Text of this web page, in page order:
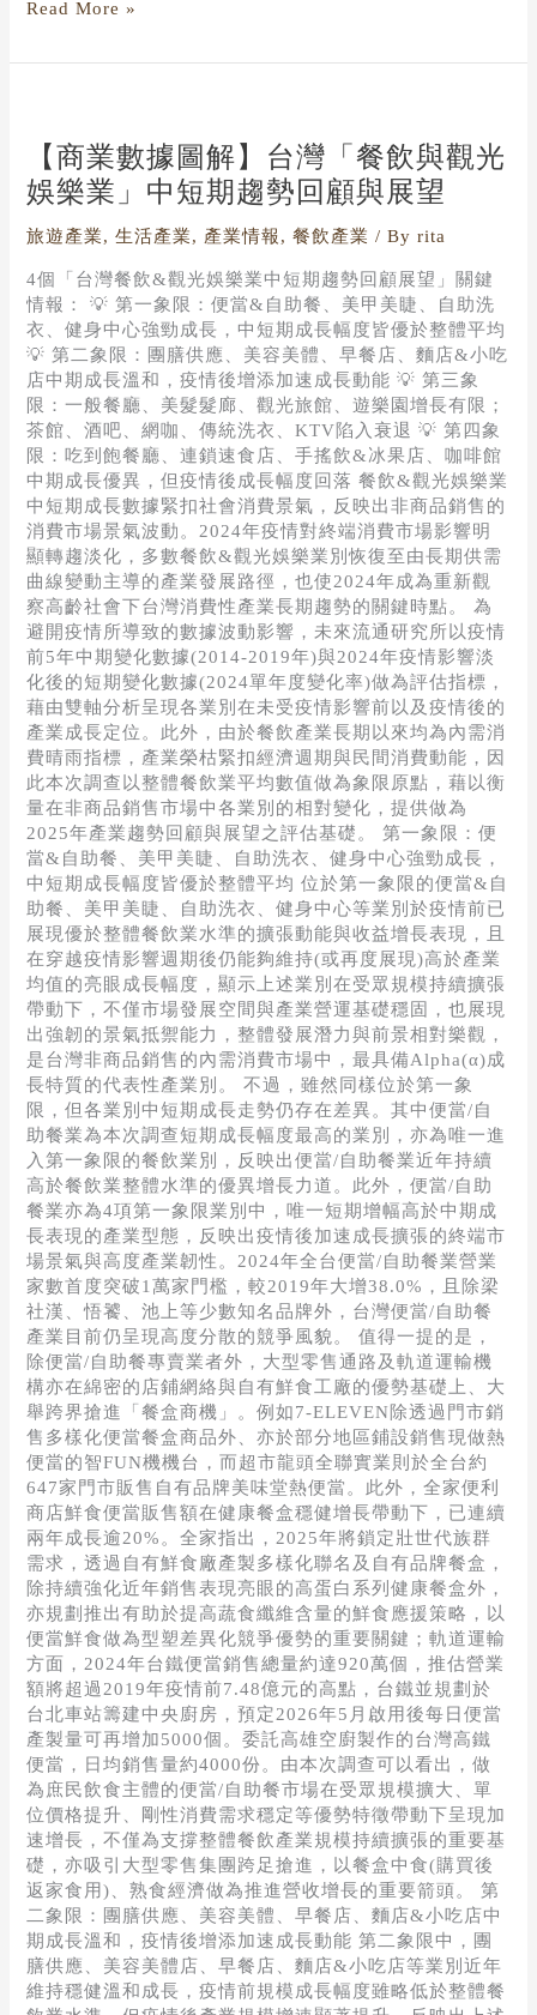
Read More »
【商業數據圖解】台灣「餐飲與觀光
娛樂業」中短期趨勢回顧與展望
旅遊產業,生活產業, 產業情報,餐飲產業 / Byrita
4個「台灣餐飲&觀光娛樂業中短期趨勢回顧展望」關鍵
情報： 💡 第一象限：便當&自助餐、美甲美睫、自助洗
衣、健身中心強勁成長，中短期成長幅度皆優於整體平均
💡 第二象限：團膳供應、美容美體、早餐店、麵店&小吃
店中期成長溫和，疫情後增添加速成長動能 💡 第三象
限：一般餐廳、美髮髮廊、觀光旅館、遊樂園增長有限；
茶館、酒吧、網咖、傳統洗衣、KTV陷入衰退 💡 第四象
限：吃到飽餐廳、連鎖速食店、手搖飲&冰果店、咖啡館
中期成長優異，但疫情後成長幅度回落 餐飲&觀光娛樂業
中短期成長數據緊扣社會消費景氣，反映出非商品銷售的
消費市場景氣波動。2024年疫情對終端消費市場影響明
顯轉趨淡化，多數餐飲&觀光娛樂業別恢復至由長期供需
曲線變動主導的產業發展路徑，也使2024年成為重新觀
察高齡社會下台灣消費性產業長期趨勢的關鍵時點。 為
避開疫情所導致的數據波動影響，未來流通研究所以疫情
前5年中期變化數據(2014-2019年)與2024年疫情影響淡
化後的短期變化數據(2024單年度變化率)做為評估指標，
藉由雙軸分析呈現各業別在未受疫情影響前以及疫情後的
產業成長定位。此外，由於餐飲產業長期以來均為內需消
費晴雨指標，產業榮枯緊扣經濟週期與民間消費動能，因
此本次調查以整體餐飲業平均數值做為象限原點，藉以衡
量在非商品銷售市場中各業別的相對變化，提供做為
2025年產業趨勢回顧與展望之評估基礎。 第一象限：便
當&自助餐、美甲美睫、自助洗衣、健身中心強勁成長，
中短期成長幅度皆優於整體平均 位於第一象限的便當&自
助餐、美甲美睫、自助洗衣、健身中心等業別於疫情前已
展現優於整體餐飲業水準的擴張動能與收益增長表現，且
在穿越疫情影響週期後仍能夠維持(或再度展現)高於產業
均值的亮眼成長幅度，顯示上述業別在受眾規模持續擴張
帶動下，不僅市場發展空間與產業營運基礎穩固，也展現
出強韌的景氣抵禦能力，整體發展潛力與前景相對樂觀，
是台灣非商品銷售的內需消費市場中，最具備Alpha(α)成
長特質的代表性產業別。 不過，雖然同樣位於第一象
限，但各業別中短期成長走勢仍存在差異。其中便當/自
助餐業為本次調查短期成長幅度最高的業別，亦為唯一進
入第一象限的餐飲業別，反映出便當/自助餐業近年持續
高於餐飲業整體水準的優異增長力道。此外，便當/自助
餐業亦為4項第一象限業別中，唯一短期增幅高於中期成
長表現的產業型態，反映出疫情後加速成長擴張的終端市
場景氣與高度產業韌性。2024年全台便當/自助餐業營業
家數首度突破1萬家門檻，較2019年大增38.0%，且除梁
社漢、悟饕、池上等少數知名品牌外，台灣便當/自助餐
產業目前仍呈現高度分散的競爭風貌。 值得一提的是，
除便當/自助餐專賣業者外，大型零售通路及軌道運輸機
構亦在綿密的店鋪網絡與自有鮮食工廠的優勢基礎上、大
舉跨界搶進「餐盒商機」。例如7-ELEVEN除透過門市銷
售多樣化便當餐盒商品外、亦於部分地區鋪設銷售現做熱
便當的智FUN機機台，而超市龍頭全聯實業則於全台約
647家門市販售自有品牌美味堂熱便當。此外，全家便利
商店鮮食便當販售額在健康餐盒穩健增長帶動下，已連續
兩年成長逾20%。全家指出，2025年將鎖定壯世代族群
需求，透過自有鮮食廠產製多樣化聯名及自有品牌餐盒，
除持續強化近年銷售表現亮眼的高蛋白系列健康餐盒外，
亦規劃推出有助於提高蔬食纖維含量的鮮食應援策略，以
便當鮮食做為型塑差異化競爭優勢的重要關鍵；軌道運輸
方面，2024年台鐵便當銷售總量約達920萬個，推估營業
額將超過2019年疫情前7.48億元的高點，台鐵並規劃於
台北車站籌建中央廚房，預定2026年5月啟用後每日便當
產製量可再增加5000個。委託高雄空廚製作的台灣高鐵
便當，日均銷售量約4000份。由本次調查可以看出，做
為庶民飲食主體的便當/自助餐市場在受眾規模擴大、單
位價格提升、剛性消費需求穩定等優勢特徵帶動下呈現加
速增長，不僅為支撐整體餐飲產業規模持續擴張的重要基
礎，亦吸引大型零售集團跨足搶進，以餐盒中食(購買後
返家食用)、熟食經濟做為推進營收增長的重要箭頭。 第
二象限：團膳供應、美容美體、早餐店、麵店&小吃店中
期成長溫和，疫情後增添加速成長動能 第二象限中，團
膳供應、美容美體店、早餐店、麵店&小吃店等業別近年
維持穩健溫和成長，疫情前規模成長幅度雖略低於整體餐
據
圖
解】
台
灣
「餐
飲
與
觀
光
娛
樂
業」
中
短
期
趨
勢
回
顧
與
展
望